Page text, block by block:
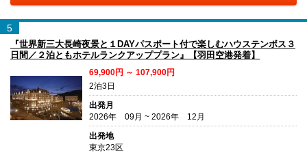
5
『世界新三大長崎夜景と１DAYパスポート付で楽しむハウステンボス３
日間／２泊ともホテルランクアッププラン』【羽田空港発着】
69,900円 ～ 107,900円
2泊3日
出発月
2026年 09月 ~ 2026年 12月
出発地
東京23区